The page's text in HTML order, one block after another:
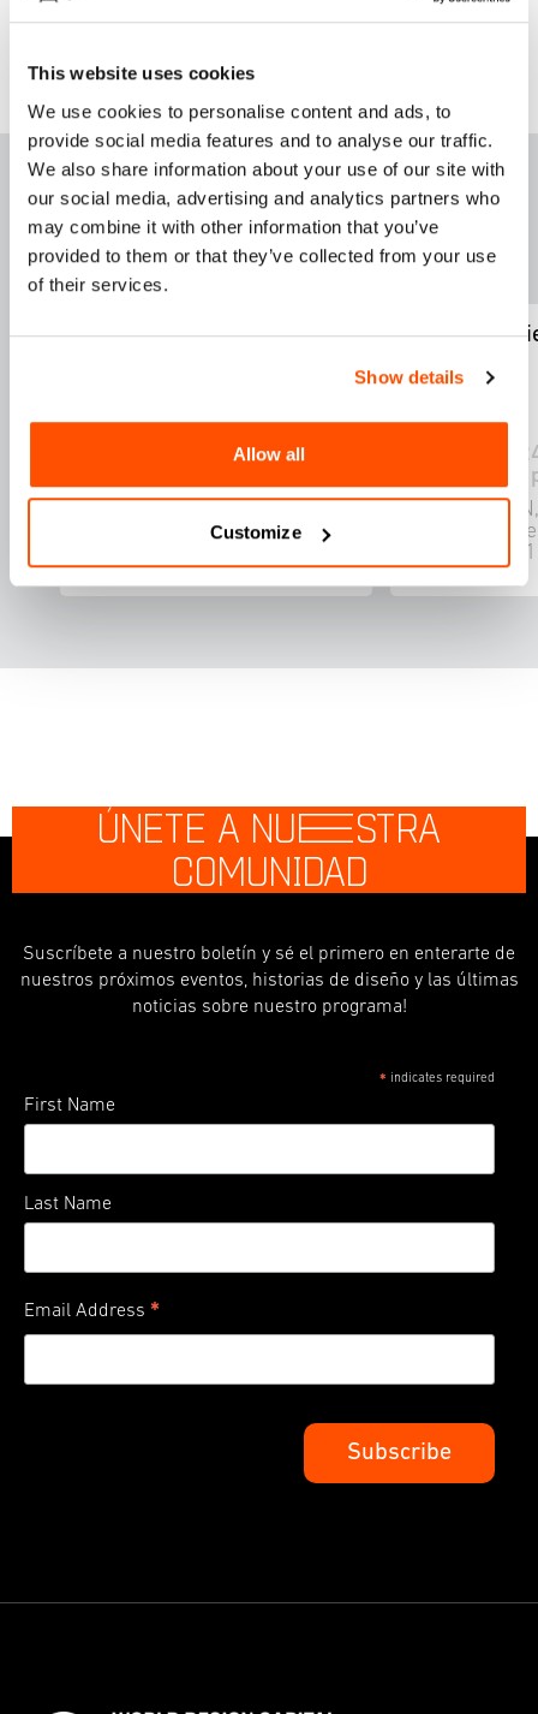
This website uses cookies
We use cookies to personalise content and ads, to
provide social media features and to analyse our traffic.
We also share information about your use of our site with
our social media, advertising and analytics partners who
may combine it with other information that you’ve
provided to them or that they’ve collected from your use
of their services.
Show details
Allow all
Customize
DESTACADOS ESTA
SEMANA
Nuevo Coyote
jue 31 oct 2024 • 12:00 pm -
de Panama, Balboa Park, El
46
mié 2 oct
2024 •
Primera,
Ysidro, CA
ÚNETE A NUESTRA
COMUNIDAD
Suscríbete a nuestro boletín y sé el primero en enterarte de
nuestros próximos eventos, historias de diseño y las últimas
noticias sobre nuestro programa!
* indicates required
First Name
Last Name
Email Address *